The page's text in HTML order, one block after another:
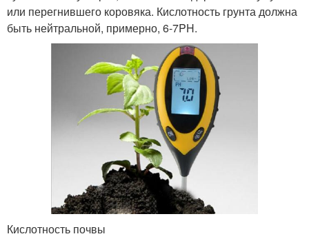
или перегнившего коровяка. Кислотность грунта должна
быть нейтральной, примерно, 6-7PH.
Кислотность почвы